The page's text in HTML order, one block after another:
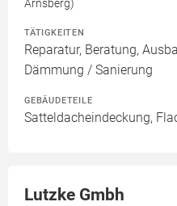
Arnsberg)
TÄTIGKEITEN
Reparatur, Beratung,
Dämmung / Sanierung
GEBÄUDETEILE
Satteldacheindeckung,
Lutzke Gmbh